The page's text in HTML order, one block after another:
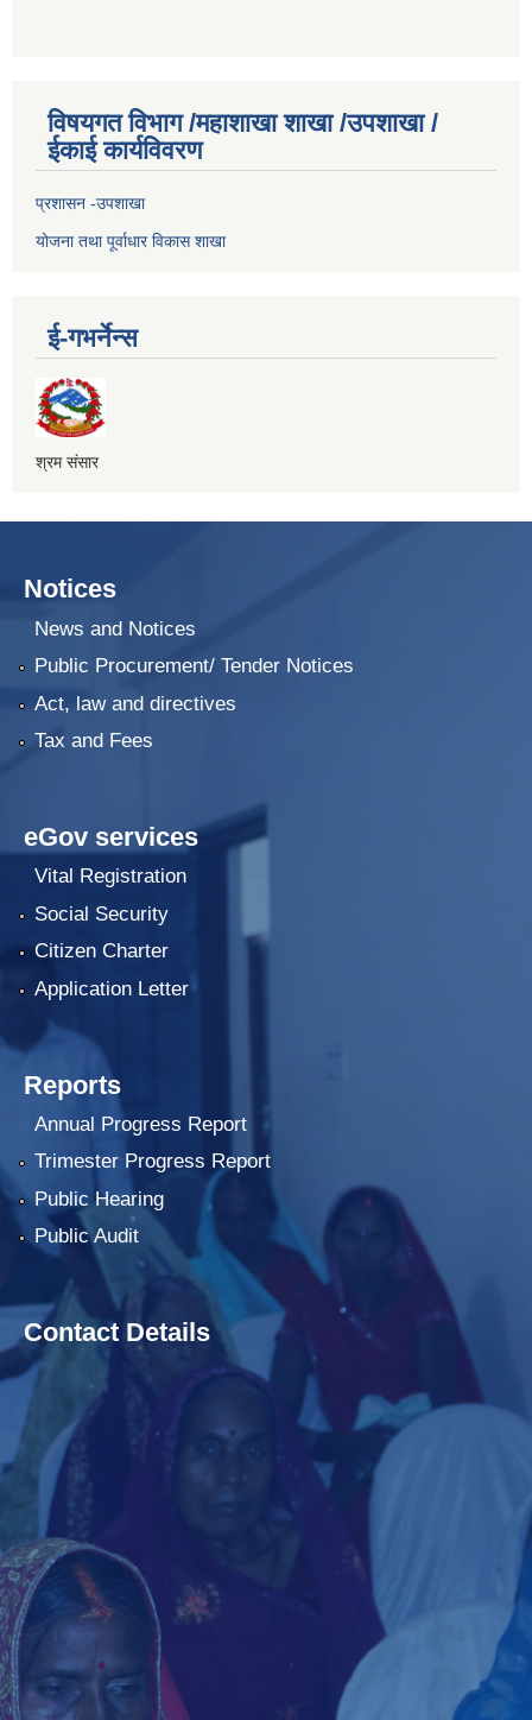
विषयगत विभाग /महाशाखा शाखा /उपशाखा /
ईकाई कार्यविवरण
प्रशासन -उपशाखा
योजना तथा पूर्वाधार विकास शाखा
ई-गभर्नेन्स
श्रम संसार
Notices
News and Notices
Public Procurement/ Tender Notices
Act, law and directives
Tax and Fees
eGov services
Vital Registration
Social Security
Citizen Charter
Application Letter
Reports
Annual Progress Report
Trimester Progress Report
Public Hearing
Public Audit
Contact Details